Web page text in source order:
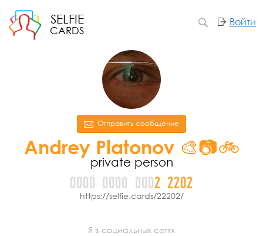
SELFIE
CARDS
Войти
Отправить сообщение
Andrey Platonov 🎨📷🚲
private person
0000 0000 0002 2202
https://selfie.cards/22202/
Я в социальных сетях